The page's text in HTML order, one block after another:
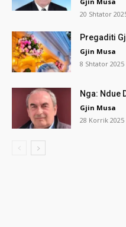
20 Shtator
Pregaditi
Gjin Musa
8 Shtator 2025
Nga: Ndue
Gjin Musa
28 Korrik 2025